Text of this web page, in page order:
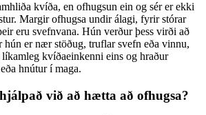
kvíða, en ofhugsun ein og sér er ekki
Margir ofhugsa undir álagi, fyrir stórar
eru svefnvana. Hún verður þess virði að
hún er nær stöðug, truflar svefn eða vinnu,
kvíðaeinkenni eins og hraður
hnútur í maga.
við að hætta að ofhugsa?